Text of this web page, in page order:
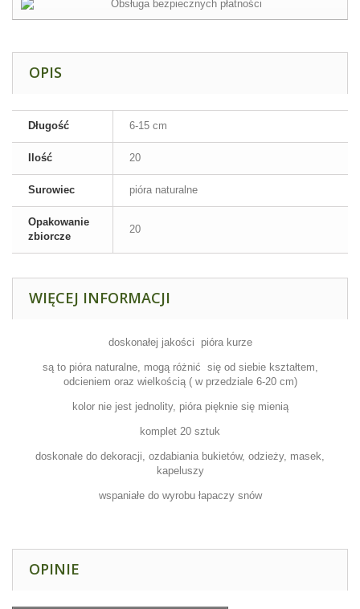
OPIS
Długość 6-15 cm
Ilość 20
Surowiec pióra naturalne
Opakowanie
zbiorcze
20
WIĘCEJ INFORMACJI
doskonałej jakości pióra kurze
są to pióra naturalne, mogą różnić się od siebie kształtem,
odcieniem oraz wielkością ( w przedziale 6-20 cm)
kolor nie jest jednolity, pióra pięknie się mienią
komplet 20 sztuk
doskonałe do dekoracji, ozdabiania bukietów, odzieży, masek,
kapeluszy
wspaniałe do wyrobu łapaczy snów
OPINIE